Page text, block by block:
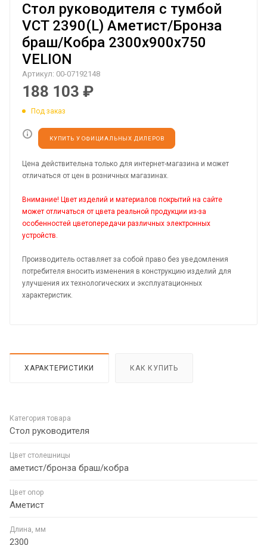
Стол руководителя с тумбой
VCT 2390(L) Аметист/Бронза
браш/Кобра 2300х900х750
VELION
Артикул: 00-07192148
188 103 ₽
Под заказ
КУПИТЬ У ОФИЦИАЛЬНЫХ ДИЛЕРОВ
Цена действительна только для интернет-магазина и может
отличаться от цен в розничных магазинах.
Внимание! Цвет изделий и материалов покрытий на сайте
может отличаться от цвета реальной продукции из-за
особенностей цветопередачи различных электронных
устройств.
Производитель оставляет за собой право без уведомления
потребителя вносить изменения в конструкцию изделий для
улучшения их технологических и эксплуатационных
характеристик.
ХАРАКТЕРИСТИКИ КАК КУПИТЬ
Категория товара
Стол руководителя
Цвет столешницы
аметист/бронза браш/кобра
Цвет опор
Аметист
Длина, мм
2300